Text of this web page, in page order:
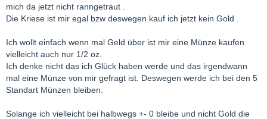
mich da jetzt nicht ranngetraut .
Die Kriese ist mir egal bzw deswegen kauf ich jetzt kein Gold .
Ich wollt einfach wenn mal Geld über ist mir eine Münze kaufen
vielleicht auch nur 1/2 oz.
Ich denke nicht das ich Glück haben werde und das irgendwann
mal eine Münze von mir gefragt ist. Deswegen werde ich bei den 5
Standart Münzen bleiben.
Solange ich vielleicht bei halbwegs +- 0 bleibe und nicht Gold die